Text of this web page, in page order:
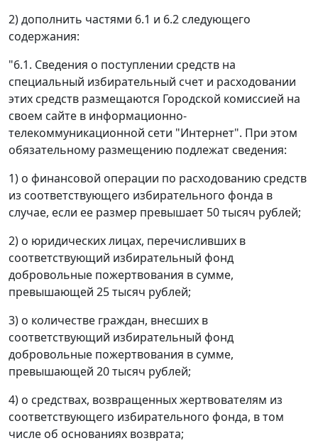
2) дополнить частями 6.1 и 6.2 следующего
содержания:
"6.1. Сведения о поступлении средств на
специальный избирательный счет и расходовании
этих средств размещаются Городской комиссией на
своем сайте в информационно-
телекоммуникационной сети "Интернет". При этом
обязательному размещению подлежат сведения:
1) о финансовой операции по расходованию средств
из соответствующего избирательного фонда в
случае, если ее размер превышает 50 тысяч рублей;
2) о юридических лицах, перечисливших в
соответствующий избирательный фонд
добровольные пожертвования в сумме,
превышающей 25 тысяч рублей;
3) о количестве граждан, внесших в
соответствующий избирательный фонд
добровольные пожертвования в сумме,
превышающей 20 тысяч рублей;
4) о средствах, возвращенных жертвователям из
соответствующего избирательного фонда, в том
числе об основаниях возврата;